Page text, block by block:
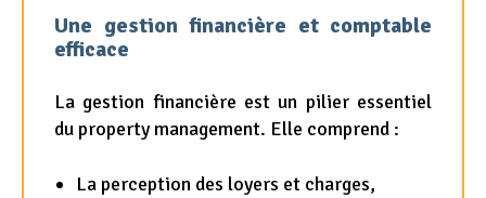
Une gestion financière et comptable
efficace
La gestion financière est un pilier essentiel
du property management. Elle comprend :
La perception des loyers et charges,